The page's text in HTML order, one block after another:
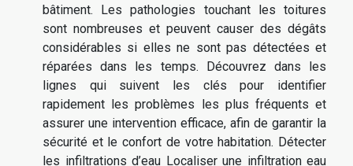
bâtiment. Les pathologies touchant les toitures
sont nombreuses et peuvent causer des dégâts
considérables si elles ne sont pas détectées et
réparées dans les temps. Découvrez dans les
lignes qui suivent les clés pour identifier
rapidement les problèmes les plus fréquents et
assurer une intervention efficace, afin de garantir la
sécurité et le confort de votre habitation. Détecter
les infiltrations d’eau Localiser une infiltration eau